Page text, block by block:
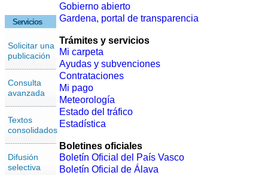
Servicios
Solicitar una
publicación
Consulta
avanzada
Textos
consolidados
Difusión
selectiva
Gobierno abierto
Gardena, portal de transparencia
Trámites y servicios
Mi carpeta
Ayudas y subvenciones
Contrataciones
Mi pago
Meteorología
Estado del tráfico
Estadística
Boletines oficiales
Boletín Oficial del País Vasco
Boletín Oficial de Álava